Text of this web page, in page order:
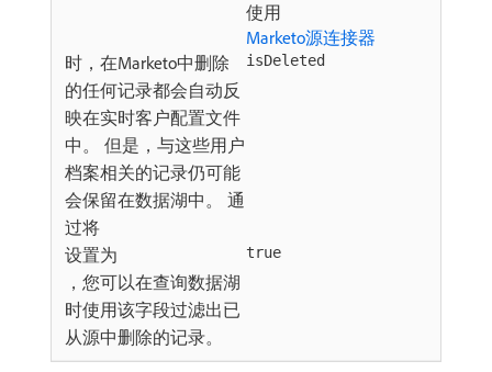
使用
Marketo源连接器
时，在Marketo中删除
的任何记录都会自动反
映在实时客户配置文件
中。 但是，与这些用户
档案相关的记录仍可能
会保留在数据湖中。 通
过将
isDeleted
设置为 true
，您可以在查询数据湖
时使用该字段过滤出已
从源中删除的记录。